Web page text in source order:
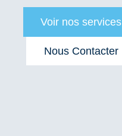
Voir nos services
Nous Contacter